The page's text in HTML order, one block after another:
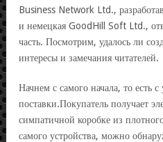
Business Network Ltd.,
и немецкая GoodHill Soft Ltd.,
часть. Посмотрим, удалось ли
интересы и замечания читателей.
Начнем с самого начала, то есть
поставки.Покупатель получает
симпатичной коробке из
самого устройства, можно